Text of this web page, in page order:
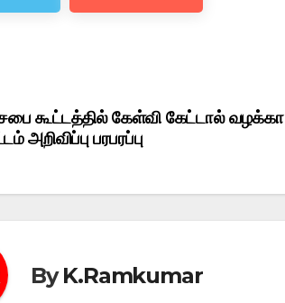
சபை கூட்டத்தில் கேள்வி கேட்டால் வழக்கா
அறிவிப்பு பரபரப்பு
ByK.Ramkumar